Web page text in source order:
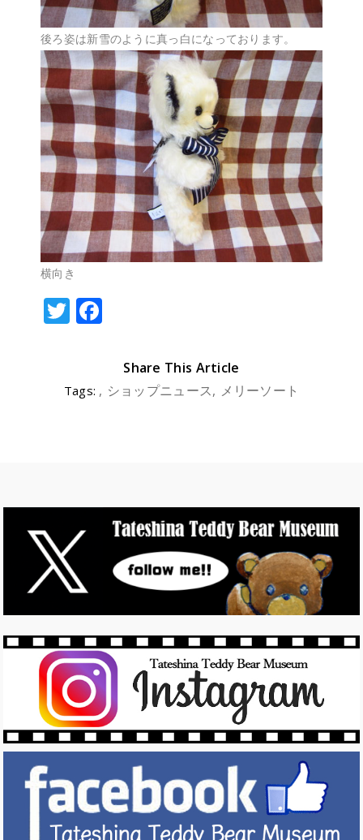
後ろ姿は新雪のように真っ白になっております。
横向き
T
te e
Share This Article
Tags: ショップニュース メリーソート